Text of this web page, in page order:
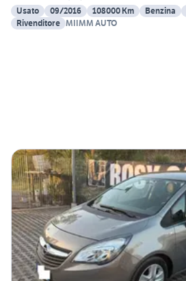
Usato
09/2016 108000 Km Benzina
Rivenditore MIIMM AUTO